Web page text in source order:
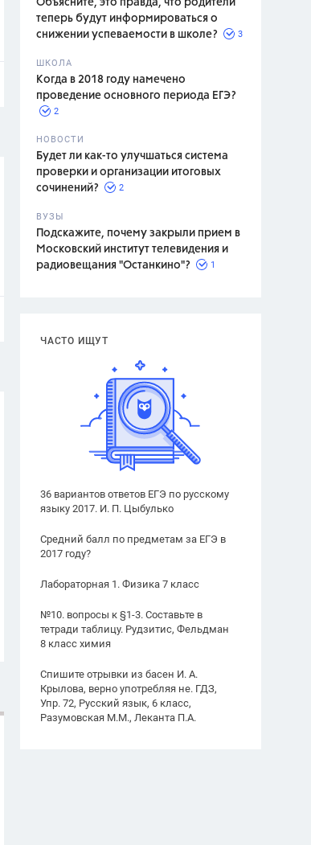
Объясните, это правда, что родители
теперь будут информироваться о
снижении успеваемости в школе?
3
ШКОЛА
Когда в 2018 году намечено
проведение основного периода ЕГЭ?
2
НОВОСТИ
Будет ли как-то улучшаться система
проверки и организации итоговых
сочинений?
2
ВУЗЫ
Подскажите, почему закрыли прием в
Московский институт телевидения и
радиовещания "Останкино"?
1
ЧАСТО ИЩУТ
36 вариантов ответов ЕГЭ по русскому
языку 2017. И. П. Цыбулько
Средний балл по предметам за ЕГЭ в
2017 году?
Лабораторная 1. Физика 7 класс
№10. вопросы к §1-3. Составьте в
тетради таблицу. Рудзитис, Фельдман
8 класс химия
Спишите отрывки из басен И. А.
Крылова, верно употребляя не. ГДЗ,
Упр. 72, Русский язык, 6 класс,
Разумовская М.М., Леканта П.А.